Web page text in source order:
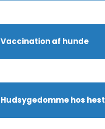
Vaccination af hunde
Hudsygedomme hos hest